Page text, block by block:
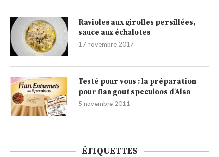
Ravioles aux girolles persillées,
sauce aux échalotes
17 novembre 2017
Testé pour vous : la préparation
pour flan gout speculoos d’Alsa
5 novembre 2011
ÉTIQUETTES